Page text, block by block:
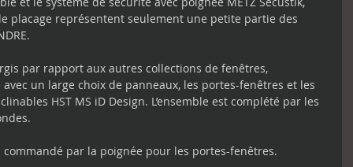
placage représentent seulement une petite partie des
par rapport aux autres collections de fenêtres,
un large choix de panneaux, les portes-fenêtres et les
HST MS iD Design. L’ensemble est complété par les
par la poignée pour les portes-fenêtres.